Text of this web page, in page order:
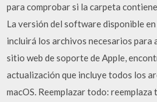
para comprobar si la carpeta
La versión del software disponible
incluirá los archivos necesarios para
sitio web de soporte de Apple,
actualización que incluye todos los
macOS. Reemplazar todo: